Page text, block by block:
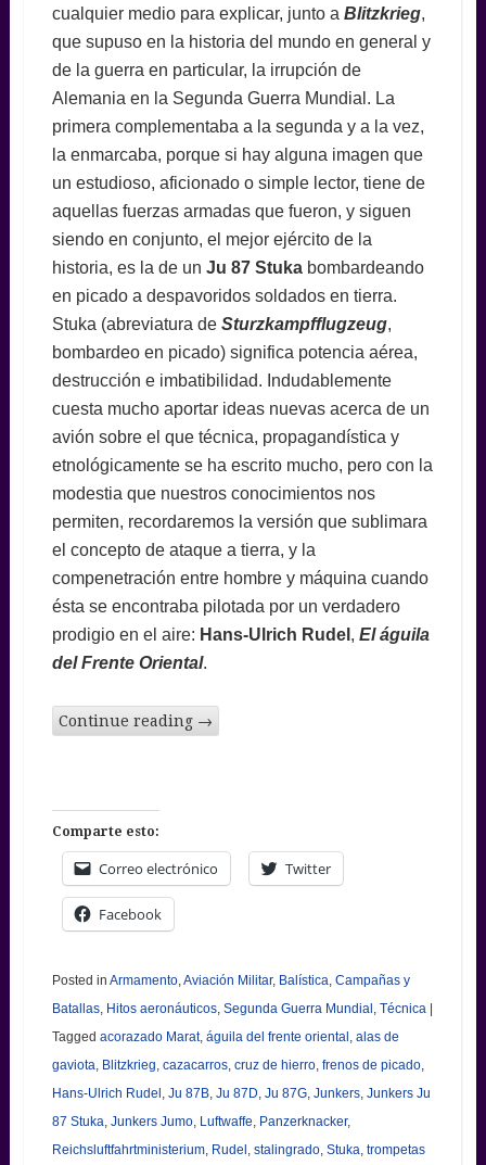
cualquier medio para explicar, junto a Blitzkrieg,
que supuso en la historia del mundo en general y
de la guerra en particular, la irrupción de
Alemania en la Segunda Guerra Mundial. La
primera complementaba a la segunda y a la vez,
la enmarcaba, porque si hay alguna imagen que
un estudioso, aficionado o simple lector, tiene de
aquellas fuerzas armadas que fueron, y siguen
siendo en conjunto, el mejor ejército de la
historia, es la de un Ju 87 Stukabombardeando
en picado a despavoridos soldados en tierra.
Stuka (abreviatura de Sturzkampfflugzeug,
bombardeo en picado) significa potencia aérea,
destrucción e imbatibilidad. Indudablemente
cuesta mucho aportar ideas nuevas acerca de un
avión sobre el que técnica, propagandística y
etnológicamente se ha escrito mucho, pero con la
modestia que nuestros conocimientos nos
permiten, recordaremos la versión que sublimara
el concepto de ataque a tierra, y la
compenetración entre hombre y máquina cuando
ésta se encontraba pilotada por un verdadero
prodigio en el aire: Hans-Ulrich Rudel , El águila
del Frente Oriental.
Continue reading →
Comparte esto:
Correo electrónico Twitter
Facebook
Posted in Armamento,Aviación Militar, Balística, Campañas y
Batallas, Hitos aeronáuticos, Segunda Guerra Mundial , Técnica
Tagged acorazado Marat, águila del frente oriental , alas de
gaviota, Blitzkrieg, cazacarros, cruz de hierro, frenos de picado,
Hans-Ulrich Rudel , Ju 87B, Ju 87D, Ju 87G, Junkers, Junkers Ju
87 Stuka, Junkers Jumo, Luftwaffe, Panzerknacker,
Reichsluftfahrtministerium, Rudel , stalingrado, Stuka, trompetas